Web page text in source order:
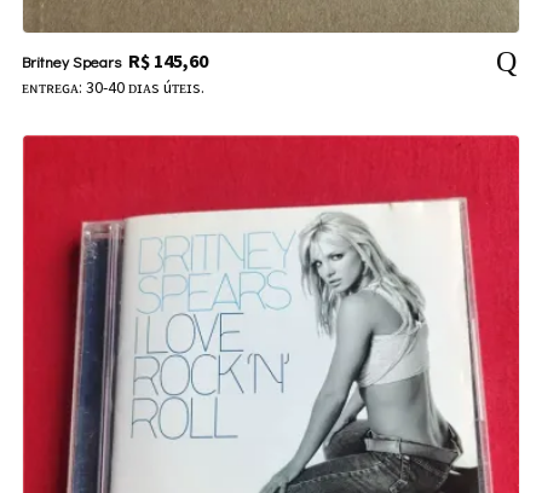
Britney Spears R$145,60
ᴇɴᴛʀᴇɢᴀ: 30-40 ᴅɪᴀs úᴛᴇɪs.